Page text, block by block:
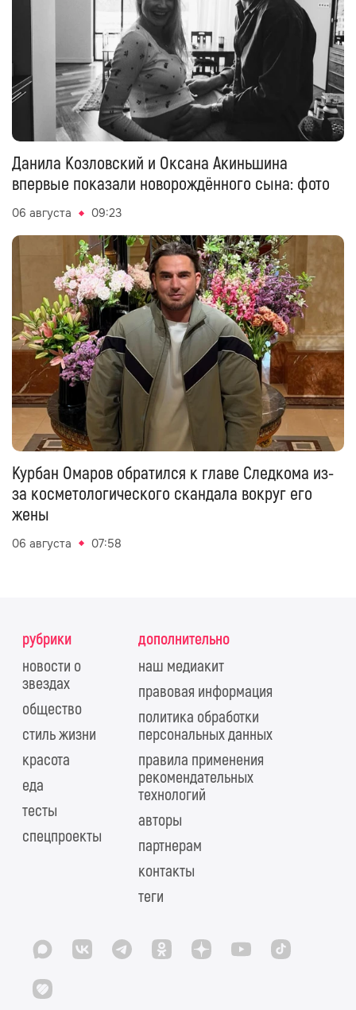
Данила Козловский и Оксана Акиньшина
впервые показали новорождённого сына: фото
06 августа 09:23
Курбан Омаров обратился к главе Следкома из-
за косметологического скандала вокруг его
жены
06 августа 07:58
рубрики
новости о
звездах
общество
стиль жизни
красота
еда
тесты
спецпроекты
дополнительно
наш медиакит
правовая информация
политика обработки
персональных данных
правила применения
рекомендательных
технологий
авторы
партнерам
контакты
теги